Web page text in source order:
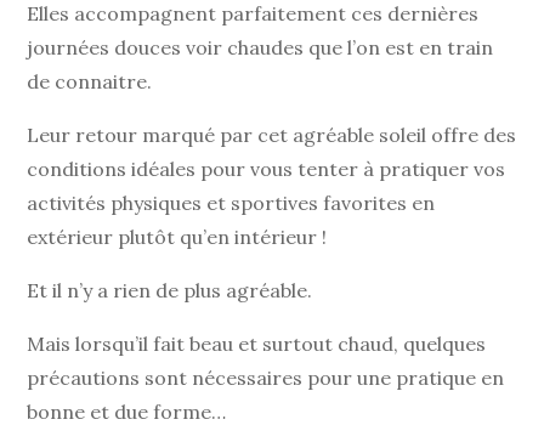
Elles accompagnent parfaitement ces dernières
journées douces voir chaudes que l’on est en train
de connaitre.
Leur retour marqué par cet agréable soleil offre des
conditions idéales pour vous tenter à pratiquer vos
activités physiques et sportives favorites en
extérieur plutôt qu’en intérieur !
Et il n’y a rien de plus agréable.
Mais lorsqu’il fait beau et surtout chaud, quelques
précautions sont nécessaires pour une pratique en
bonne et due forme…